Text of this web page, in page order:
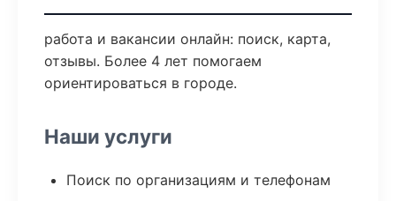
работа и вакансии онлайн: поиск, карта,
отзывы. Более 4 лет помогаем
ориентироваться в городе.
Наши услуги
Поиск по организациям и телефонам